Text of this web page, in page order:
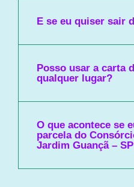
E se eu quiser sair
Posso usar a carta
qualquer lugar?
O que acontece se
parcela do
Jardim Guançã –